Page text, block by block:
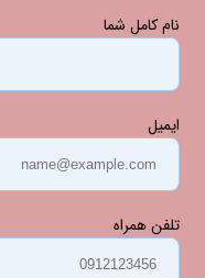
نام کامل شما
ایمیل
تلفن همراه